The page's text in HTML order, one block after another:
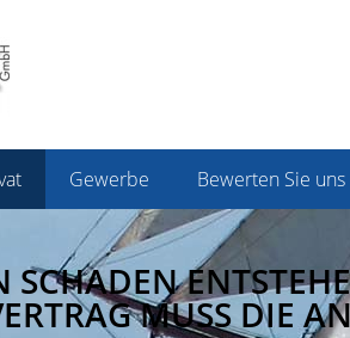
SCHADEN
MUSS DIE
Gewerbe Bewerten Sie uns